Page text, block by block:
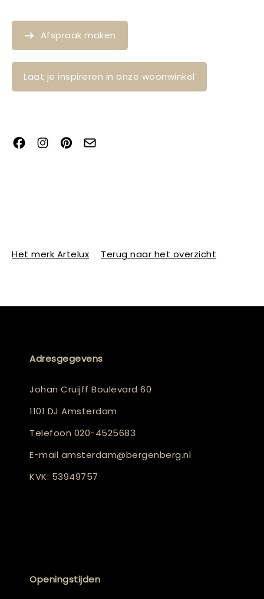
Afspraak maken
Laat je inspireren in onze woonwinkel
Het merk Artelux Terug naar het overzicht
Adresgegevens
Johan Cruijff Boulevard 60
1101 DJ Amsterdam
Telefoon 020-4525683
E-mail amsterdam@bergenberg.nl
KVK: 53949757
Openingstijden